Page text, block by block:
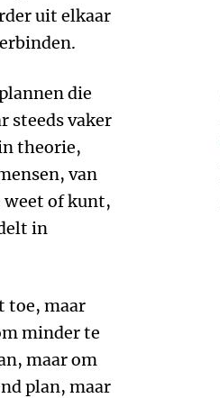
uit elkaar
die
steeds vaker
theorie,
van
weet of kunt,
in
toe, maar
minder te
maar om
plan, maar